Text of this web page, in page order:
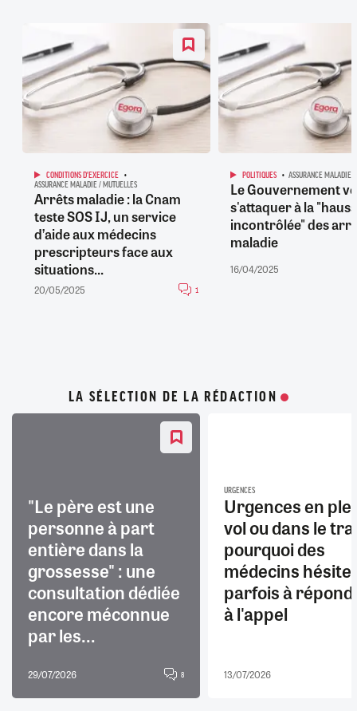
CONDITIONS D'EXERCICE
ASSURANCE MALADIE / MUTUELLES
Arrêts maladie : la Cnam
teste SOS IJ, un service
d’aide aux médecins
prescripteurs face aux
situations...
20/05/2025 1
POLITIQUES ASSURANCE MALADIE /
Le Gouvernement
s'attaquer à la
incontrôlée" des
maladie
16/04/2025
LA SÉLECTION DE LA RÉDACTION
"Le père est une
personne à part
entière dans la
grossesse" : une
consultation dédiée
encore méconnue
par les...
29/07/2026 8
URGENCES
Urgences en
vol ou dans le
pourquoi des
médecins
parfois à
à l'appel
13/07/2026